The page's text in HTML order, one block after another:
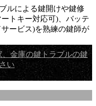
ルによる鍵開けや鍵修
トキー対応可)、バッテ
ービス)を熟練の鍵師が